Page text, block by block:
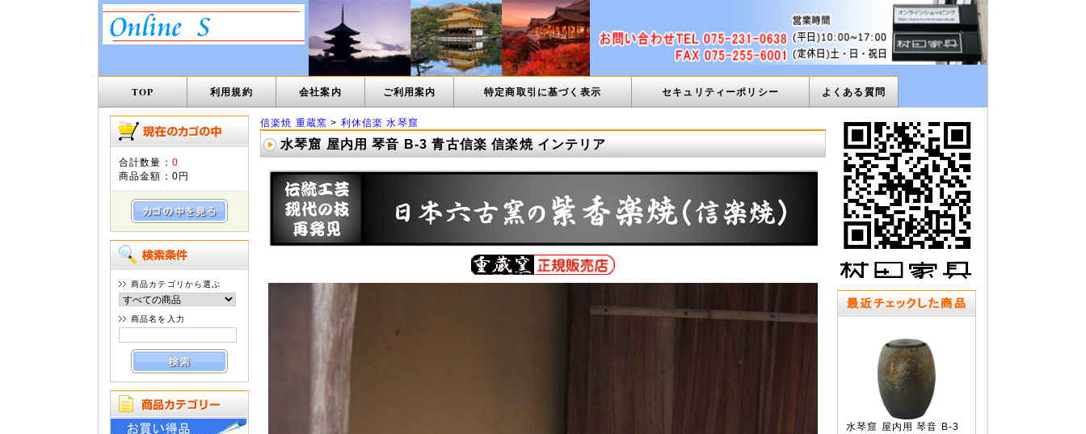
TOP 利用規約 会社案内 ご利用案内 特定商取引に基づく表示 セキュリティーポリシー よくある質問
合計数量： 0
商品金額： 0円
商品カテゴリから選ぶ
商品名を入力
信楽焼 重蔵窯 > 利休信楽 水琴窟
水琴窟 屋内用 琴音 B-3 青古信楽 信楽焼 インテリア
水琴窟 屋内用 琴音 B-3